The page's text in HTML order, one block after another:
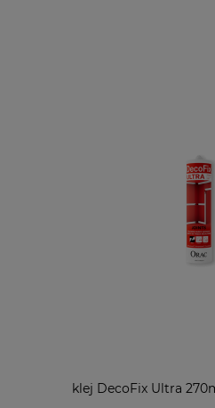
klej DecoFix Ultra